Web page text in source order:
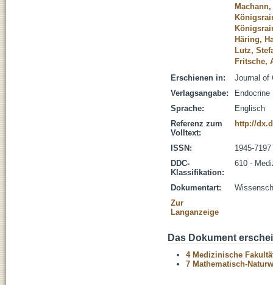
Häring,
Lutz,
Fritsche,
Erschienen in:
Journal of
Verlagsangabe:
Endocrine
Sprache:
Englisch
Referenz zum
Volltext:
http://
ISSN:
1945-7197
DDC-
Klassifikation:
610 -
Dokumentart:
Zur
Langanzeige
Das Dokument
4 Medizinische
7 Mathematisch-